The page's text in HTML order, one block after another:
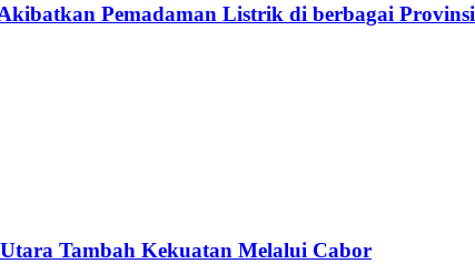
Pemadaman Listrik di berbagai Provinsi
Tambah Kekuatan Melalui Cabor